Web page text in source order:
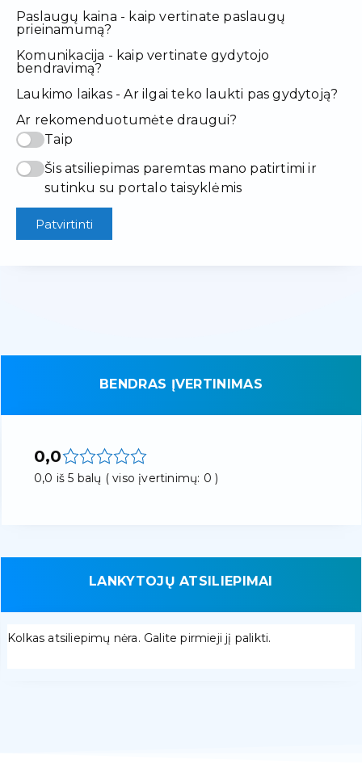
Paslaugų kaina - kaip vertinate paslaugų
prieinamumą?
Komunikacija - kaip vertinate gydytojo
bendravimą?
Laukimo laikas - Ar ilgai teko laukti pas gydytoją?
Ar rekomenduotumėte draugui?
Taip
Šis atsiliepimas paremtas mano patirtimi ir
sutinku su portalo taisyklėmis
Patvirtinti
BENDRAS ĮVERTINIMAS
0,0
0,0 iš 5 balų ( viso įvertinimų: 0 )
LANKYTOJŲ ATSILIEPIMAI
Kolkas atsiliepimų nėra. Galite pirmieji jį palikti.